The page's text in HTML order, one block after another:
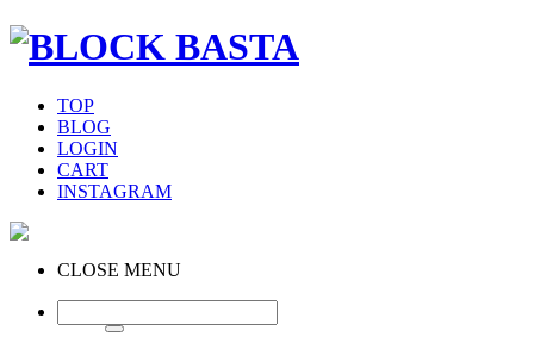
TOP
BLOG
LOGIN
CART
INSTAGRAM
CLOSE MENU